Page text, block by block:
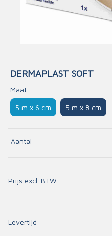
DERMAPLAST SOFT
Maat
5 m x 6 cm 5 m x 8 cm
Aantal
Prijs excl. BTW
Levertijd